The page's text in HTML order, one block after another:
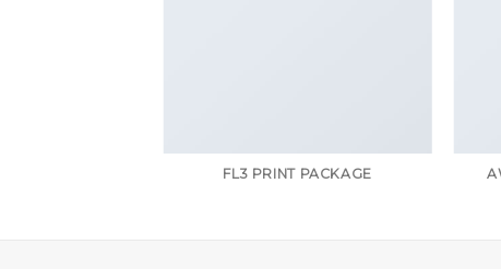
FL3 PRINT PACKAGE